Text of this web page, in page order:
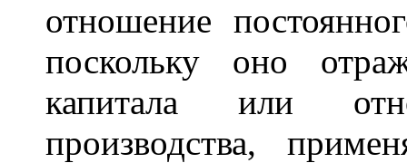
отношение
поскольку оно
капитала или
производства,